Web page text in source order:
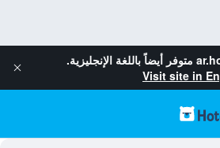
متوفر أيضاً باللغة الإنجليزية.
Visit site in